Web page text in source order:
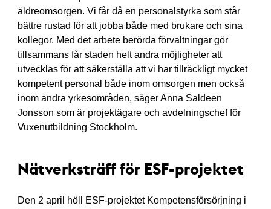
äldreomsorgen. Vi får då en personalstyrka som står
bättre rustad för att jobba både med brukare och sina
kollegor. Med det arbete berörda förvaltningar gör
tillsammans får staden helt andra möjligheter att
utvecklas för att säkerställa att vi har tillräckligt mycket
kompetent personal både inom omsorgen men också
inom andra yrkesområden, säger Anna Saldeen
Jonsson som är projektägare och avdelningschef för
Vuxenutbildning Stockholm.
Nätverksträff för ESF-projektet
Den 2 april höll ESF-projektet Kompetensförsörjning i